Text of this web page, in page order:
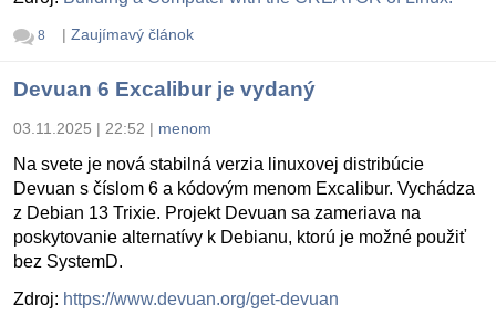
8 | Zaujímavý článok
Devuan 6 Excalibur je vydaný
03.11.2025 | 22:52 | menom
Na svete je nová stabilná verzia linuxovej distribúcie
Devuan s číslom 6 a kódovým menom Excalibur. Vychádza
z Debian 13 Trixie. Projekt Devuan sa zameriava na
poskytovanie alternatívy k Debianu, ktorú je možné použiť
bez SystemD.
Zdroj: https://www.devuan.org/get-devuan